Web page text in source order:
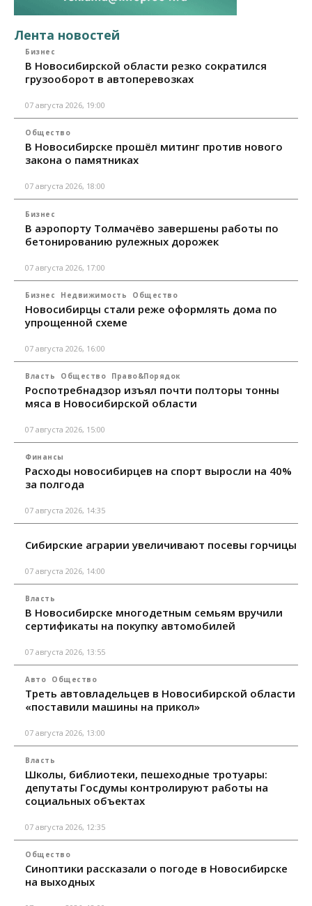
Лента новостей
Бизнес
В Новосибирской области резко сократился
грузооборот в автоперевозках
07 августа 2026, 19:00
Общество
В Новосибирске прошёл митинг против нового
закона о памятниках
07 августа 2026, 18:00
Бизнес
В аэропорту Толмачёво завершены работы по
бетонированию рулежных дорожек
07 августа 2026, 17:00
Бизнес Недвижимость Общество
Новосибирцы стали реже оформлять дома по
упрощенной схеме
07 августа 2026, 16:00
Власть Общество Право&Порядок
Роспотребнадзор изъял почти полторы тонны
мяса в Новосибирской области
07 августа 2026, 15:00
Финансы
Расходы новосибирцев на спорт выросли на 40%
за полгода
07 августа 2026, 14:35
Сибирские аграрии увеличивают посевы горчицы
07 августа 2026, 14:00
Власть
В Новосибирске многодетным семьям вручили
сертификаты на покупку автомобилей
07 августа 2026, 13:55
Авто Общество
Треть автовладельцев в Новосибирской области
«поставили машины на прикол»
07 августа 2026, 13:00
Власть
Школы, библиотеки, пешеходные тротуары:
депутаты Госдумы контролируют работы на
социальных объектах
07 августа 2026, 12:35
Общество
Синоптики рассказали о погоде в Новосибирске
на выходных